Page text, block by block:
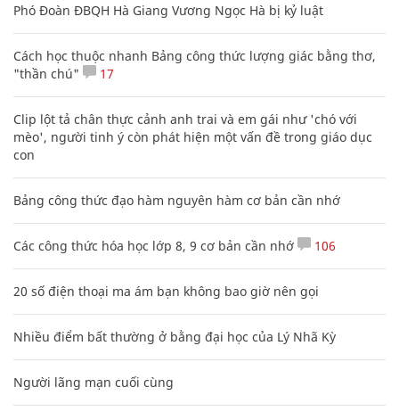
Phó Đoàn ĐBQH Hà Giang Vương Ngọc Hà bị kỷ luật
Cách học thuộc nhanh Bảng công thức lượng giác bằng thơ,
"thần chú"
17
Clip lột tả chân thực cảnh anh trai và em gái như 'chó với
mèo', người tinh ý còn phát hiện một vấn đề trong giáo dục
con
Bảng công thức đạo hàm nguyên hàm cơ bản cần nhớ
Các công thức hóa học lớp 8, 9 cơ bản cần nhớ 106
20 số điện thoại ma ám bạn không bao giờ nên gọi
Nhiều điểm bất thường ở bằng đại học của Lý Nhã Kỳ
Người lãng mạn cuối cùng